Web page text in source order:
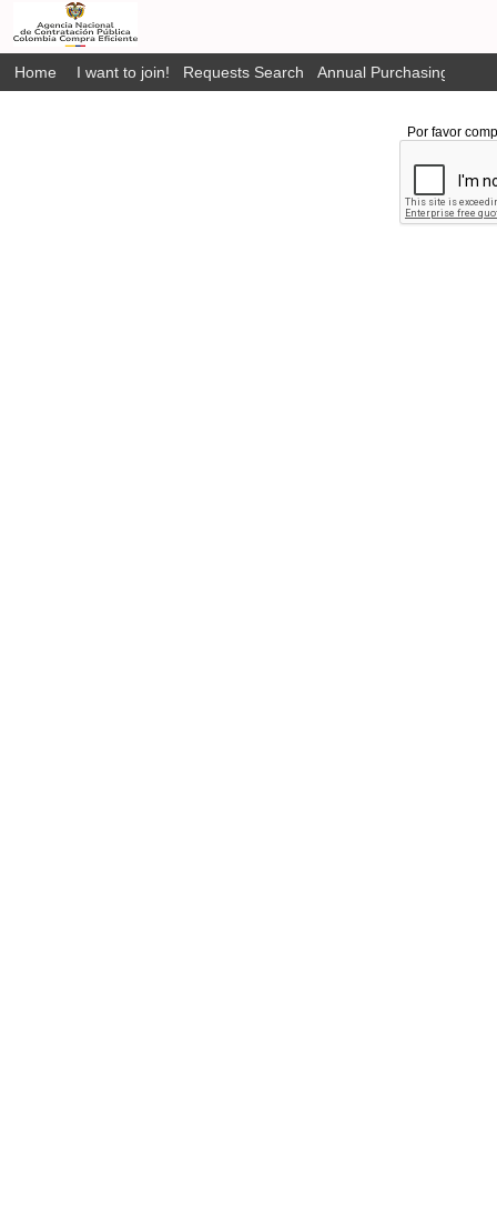
Home I want to join! Requests Search Annual Purchasing Plan
Por favor